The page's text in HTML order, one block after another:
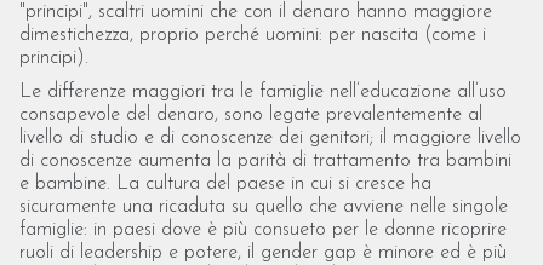
"principi", scaltri uomini che con il denaro hanno maggiore
dimestichezza, proprio perché uomini: per nascita (come i
principi).
Le differenze maggiori tra le famiglie nell’educazione all’uso
consapevole del denaro, sono legate prevalentemente al
livello di studio e di conoscenze dei genitori; il maggiore livello
di conoscenze aumenta la parità di trattamento tra bambini
e bambine. La cultura del paese in cui si cresce ha
sicuramente una ricaduta su quello che avviene nelle singole
famiglie: in paesi dove è più consueto per le donne ricoprire
ruoli di leadership e potere, il gender gap è minore ed è più